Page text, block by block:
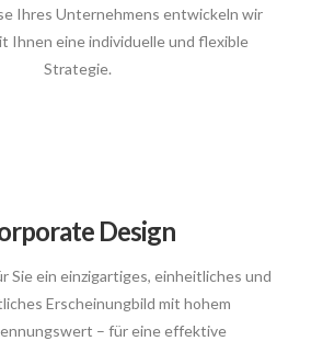
Ihres Unternehmens entwickeln wir
Ihnen eine individuelle und flexible
Strategie.
Design
Sie ein einzigartiges, einheitliches und
Erscheinungbild mit hohem
– für eine effektive